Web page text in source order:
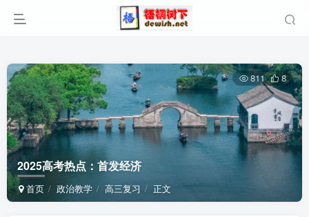
2025高考热点：首发经济
首页 政治教学 高三复习 正文
811 8